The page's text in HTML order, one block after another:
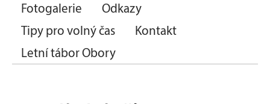
Fotogalerie
Odkazy
Tipy pro volný čas
Kontakt
Letní tábor Obory